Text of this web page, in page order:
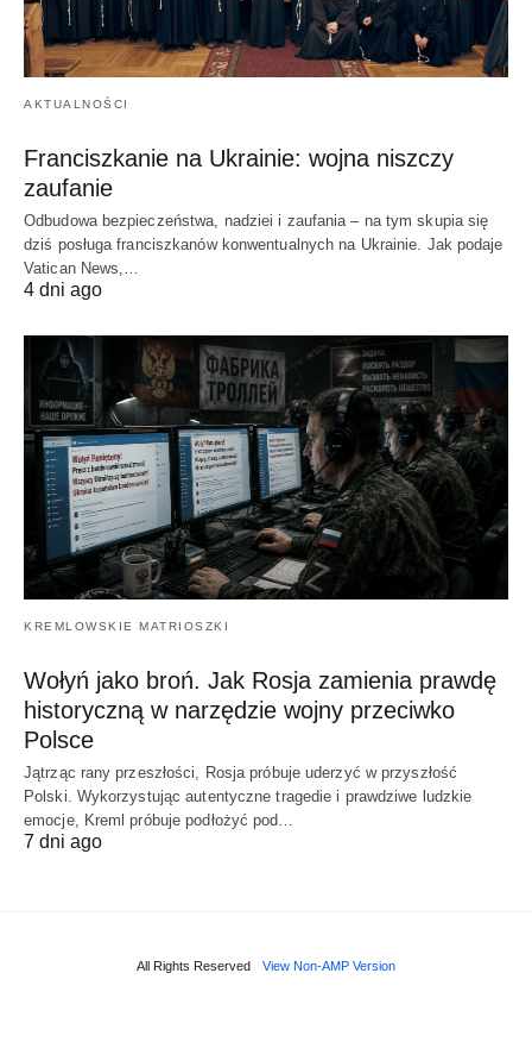
AKTUALNOŚCI
Franciszkanie na Ukrainie: wojna niszczy
zaufanie
Odbudowa bezpieczeństwa, nadziei i zaufania – na tym skupia się
dziś posługa franciszkanów konwentualnych na Ukrainie. Jak podaje
Vatican News,…
4 dni ago
KREMLOWSKIE MATRIOSZKI
Wołyń jako broń. Jak Rosja zamienia prawdę
historyczną w narzędzie wojny przeciwko
Polsce
Jątrząc rany przeszłości, Rosja próbuje uderzyć w przyszłość
Polski. Wykorzystując autentyczne tragedie i prawdziwe ludzkie
emocje, Kreml próbuje podłożyć pod…
7 dni ago
All Rights Reserved View Non-AMP Version